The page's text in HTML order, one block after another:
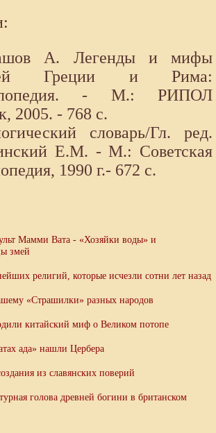
А. Легенды и мифы
Греции и Рима:
- М.: РИПОЛ
2005. - 768 с.
словарь/Гл. ред.
Е.М. - М.: Советская
1990 г.- 672 с.
Мамми Вата - «Хозяйки воды» и
змей
религий, которые исчезли сотни лет назад
«Страшилки» разных народов
китайский миф о Великом потопе
ада» нашли Цербера
из славянских поверий
голова древней богини в британском